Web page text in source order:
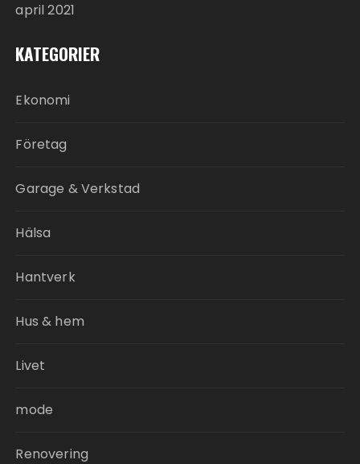
april 2021
KATEGORIER
Ekonomi
Företag
Garage & Verkstad
Hälsa
Hantverk
Hus & hem
Livet
mode
Renovering